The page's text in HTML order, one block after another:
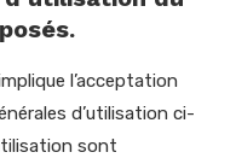
l’acceptation
d’utilisation ci-
sont